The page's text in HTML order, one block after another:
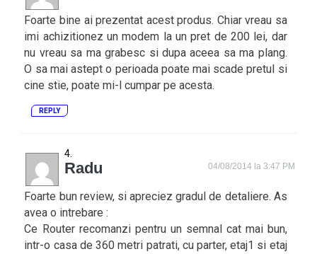
Foarte bine ai prezentat acest produs. Chiar vreau sa
imi achizitionez un modem la un pret de 200 lei, dar
nu vreau sa ma grabesc si dupa aceea sa ma plang.
O sa mai astept o perioada poate mai scade pretul si
cine stie, poate mi-l cumpar pe acesta.
REPLY
Radu 04/08/2014 la 3:47 PM
Foarte bun review, si apreciez gradul de detaliere. As
avea o intrebare :
Ce Router recomanzi pentru un semnal cat mai bun,
intr-o casa de 360 metri patrati, cu parter, etaj1 si etaj